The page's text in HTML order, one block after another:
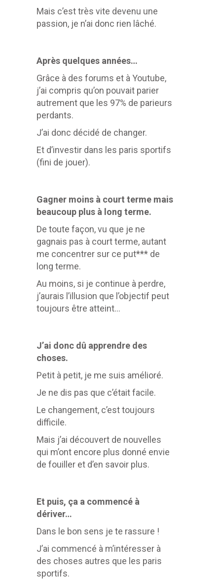
Mais c’est très vite devenu une
passion, je n’ai donc rien lâché.
Après quelques années…
Grâce à des forums et à Youtube,
j’ai compris qu’on pouvait parier
autrement que les 97% de parieurs
perdants.
J’ai donc décidé de changer.
Et d’investir dans les paris sportifs
(fini de jouer).
Gagner moins à court terme mais
beaucoup plus à long terme.
De toute façon, vu que je ne
gagnais pas à court terme, autant
me concentrer sur ce put*** de
long terme.
Au moins, si je continue à perdre,
j’aurais l’illusion que l’objectif peut
toujours être atteint…
J’ai donc dû apprendre des
choses.
Petit à petit, je me suis amélioré.
Je ne dis pas que c’était facile.
Le changement, c’est toujours
difficile.
Mais j’ai découvert de nouvelles
qui m’ont encore plus donné envie
de fouiller et d’en savoir plus.
Et puis, ça a commencé à
dériver…
Dans le bon sens je te rassure !
J’ai commencé à m’intéresser à
des choses autres que les paris
sportifs.